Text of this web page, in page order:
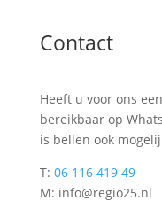
Contact
Heeft u voor ons
bereikbaar op
is bellen ook
T: 06 116 419 49
M: info@regio25.nl